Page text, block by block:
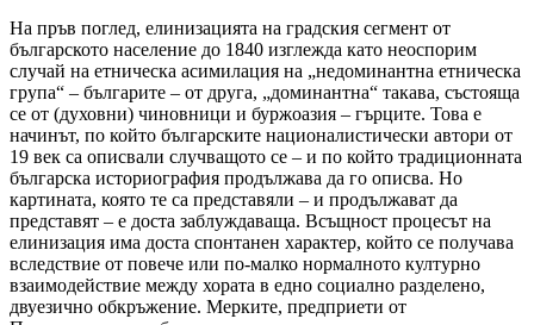
На пръв поглед, елинизацията на градския сегмент от
българското население до 1840 изглежда като неоспорим
случай на етническа асимилация на „недоминантна етническа
група“ – българите – от друга, „доминантна“ такава, състояща
се от (духовни) чиновници и буржоазия – гърците. Това е
начинът, по който българските националистически автори от
19 век са описвали случващото се – и по който традиционната
българска историография продължава да го описва. Но
картината, която те са представяли – и продължават да
представят – е доста заблуждаваща. Всъщност процесът на
елинизация има доста спонтанен характер, който се получава
вследствие от повече или по-малко нормалното културно
взаимодействие между хората в едно социално разделено,
двуезично обкръжение. Мерките, предприети от